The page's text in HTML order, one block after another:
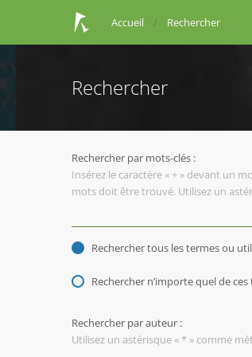
Accueil Rechercher
Rechercher
Rechercher par mots-clés :
Insérez le caractère « + » devant un
mots doit être trouvé. Utilisez un
Rechercher tous les termes ou
Rechercher n’importe quel de
Rechercher par auteur :
Utilisez un astérisque « * » comme